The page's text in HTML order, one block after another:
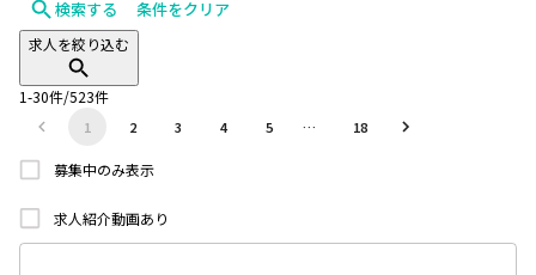
検索する 条件をクリア
求人を絞り込む
1-30件/523件
1 2 3 4 5 … 18
募集中のみ表示
求人紹介動画あり